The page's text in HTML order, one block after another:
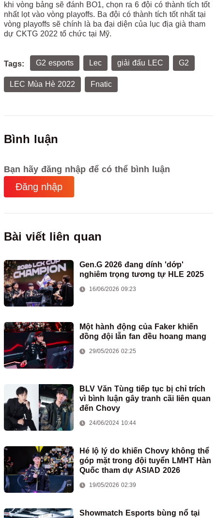
khi vòng bảng sẽ đánh BO1, chọn ra 6 đội có thành tích tốt
nhất lọt vào vòng playoffs. Ba đội có thành tích tốt nhất tại
vòng playoffs sẽ chính là ba đại diện của lục địa già tham
dự CKTG 2022 tổ chức tại Mỹ.
Tags: G2 esports Lec giải đấu LEC G2
LEC Mùa Hè 2022 Fnatic
Bình luận
Bạn hãy đăng nhập để có thể bình luận
Đăng nhập
Bài viết liên quan
Gen.G 2026 đang dính 'dớp'
nghiêm trọng tương tự HLE 2025
16/06/2026 09:23
Một hành động của Faker khiến
đồng đội lẫn fan đều hoang mang
29/05/2026 02:25
BLV Văn Tùng tiếp tục bị chỉ trích
vì bình luận gây tranh cãi liên quan
đến Chovy
24/06/2024 10:44
Hé lộ lý do khiến Chovy không thể
góp mặt trong đội tuyển LMHT Hàn
Quốc tham dự ASIAD 2026
19/05/2026 02:39
Showmatch Esports bùng nổ tại